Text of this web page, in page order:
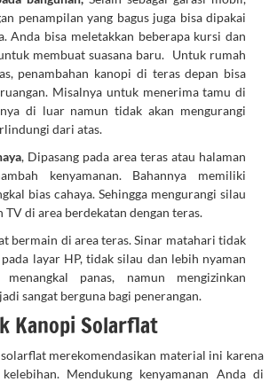
penampilan yang bagus juga bisa dipakai
Anda bisa meletakkan beberapa kursi dan
membuat suasana baru. Untuk rumah
penambahan kanopi di teras depan bisa
Misalnya untuk menerima tamu di
di luar namun tidak akan mengurangi
dari atas.
, Dipasang pada area teras atau halaman
kenyamanan. Bahannya memiliki
bias cahaya. Sehingga mengurangi silau
di area berdekatan dengan teras.
bermain di area teras. Sinar matahari tidak
layar HP, tidak silau dan lebih nyaman
panas, namun mengizinkan
sangat berguna bagi penerangan.
Kanopi Solarflat
solarflat merekomendasikan material ini karena
Mendukung kenyamanan Anda di